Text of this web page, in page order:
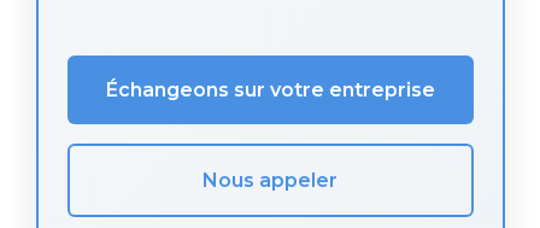
Échangeons sur votre entreprise
Nous appeler